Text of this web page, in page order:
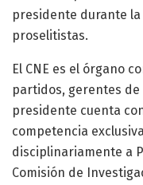
presidente durante
proselitistas.
El CNE es el órgano
partidos, gerentes
presidente cuenta
competencia
disciplinariamente a
Comisión de